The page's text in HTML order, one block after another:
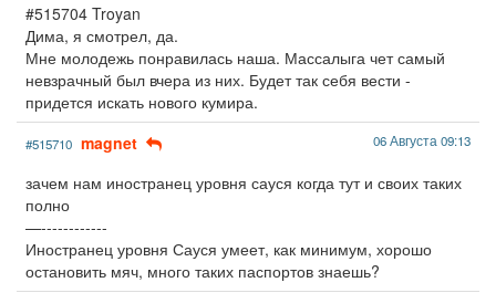
#515704 Troyan
Дима, я смотрел, да.
Мне молодежь понравилась наша. Массалыга чет самый
невзрачный был вчера из них. Будет так себя вести -
придется искать нового кумира.
#515710 magnet 06 Августа 09:13
зачем нам иностранец уровня сауся когда тут и своих таких
полно
—------------
Иностранец уровня Сауся умеет, как минимум, хорошо
остановить мяч, много таких паспортов знаешь?